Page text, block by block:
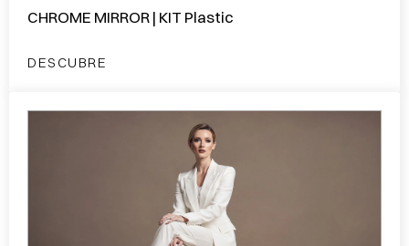
CHROME MIRROR | KIT Plastic
DESCUBRE